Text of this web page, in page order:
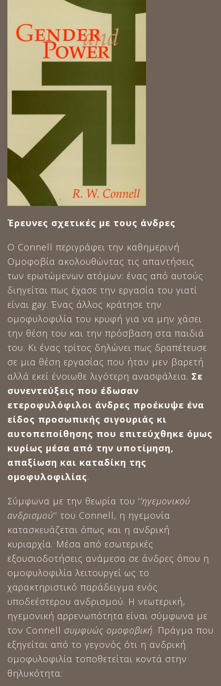
Έρευνες σχετικές με τους άνδρες
Ο Connell περιγράφει την καθημερινή
Ομοφοβία ακολουθώντας τις απαντήσεις
των ερωτώμενων ατόμων: ένας από αυτούς
διηγείται πως έχασε την εργασία του γιατί
είναι gay. Ένας άλλος κράτησε την
ομοφυλοφιλία του κρυφή για να μην χάσει
την θέση του και την πρόσβαση στα παιδιά
του. Κι ένας τρίτος δηλώνει πως δραπέτευσε
σε μια θέση εργασίας που ήταν μεν βαρετή
αλλά εκεί ένοιωθε λιγότερη ανασφάλεια. Σε
συνεντεύξεις που έδωσαν
ετεροφυλόφιλοι άνδρες προέκυψε ένα
είδος προσωπικής σιγουριάς κι
αυτοπεποίθησης που επιτεύχθηκε όμως
κυρίως μέσα από την υποτίμηση,
απαξίωση και καταδίκη της
ομοφυλοφιλίας.
Σύμφωνα με την θεωρία του ‘’ηγεμονικού
ανδρισμού’’ του Connell, η ηγεμονία
κατασκευάζεται όπως και η ανδρική
κυριαρχία. Μέσα από εσωτερικές
εξουσιοδοτήσεις ανάμεσα σε άνδρες όπου η
ομοφυλοφιλία λειτουργεί ως το
χαρακτηριστικό παράδειγμα ενός
υποδεέστερου ανδρισμού. Η νεωτερική,
ηγεμονική αρρενωπότητα είναι σύμφωνα με
τον Connell συμφυώς ομοφοβική. Πράγμα που
εξηγείται από το γεγονός ότι η ανδρική
ομοφυλοφιλία τοποθετείται κοντά στην
θηλυκότητα: